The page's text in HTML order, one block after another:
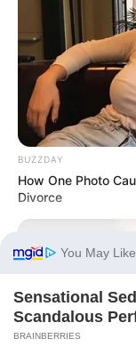
BUZZDAY
How One Photo
Divorce